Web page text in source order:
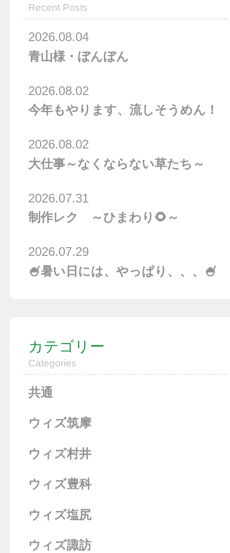
Recent Posts
青山様・ぼんぼん
2026.08.04
今年もやります、流しそうめん！
2026.08.02
大仕事～なくならない草たち～
2026.08.02
制作レク ～ひまわり🌻～
2026.07.31
🍧暑い日には、やっぱり、、、🍧
2026.07.29
カテゴリー
Categories
共通
ウィズ筑摩
ウィズ村井
ウィズ豊科
ウィズ塩尻
ウィズ諏訪